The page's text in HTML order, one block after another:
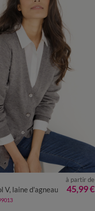
52 54
V, laine d'agneau
à partir de
45,99 €